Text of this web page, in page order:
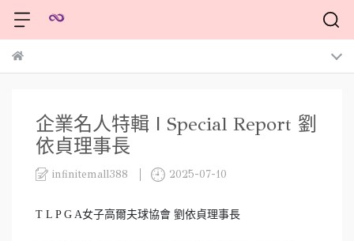
企業名人特輯 | Special Report 劉
依貞理事長
infinitemall388 2025-07-10
T L P G A女子高爾夫球協會 劉依貞理事長